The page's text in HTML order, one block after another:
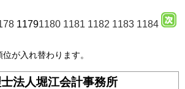
11791180 1181 1182 1183 1184
が入れ替わります。
法人堀江会計事務所